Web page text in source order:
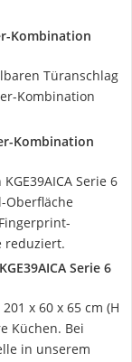
Kombination
Türanschlag
Kombination
Kombination
Serie 6
Oberfläche
reduziert.
Serie 6
x 60 x 65 cm (H
Küchen. Bei
in unserem